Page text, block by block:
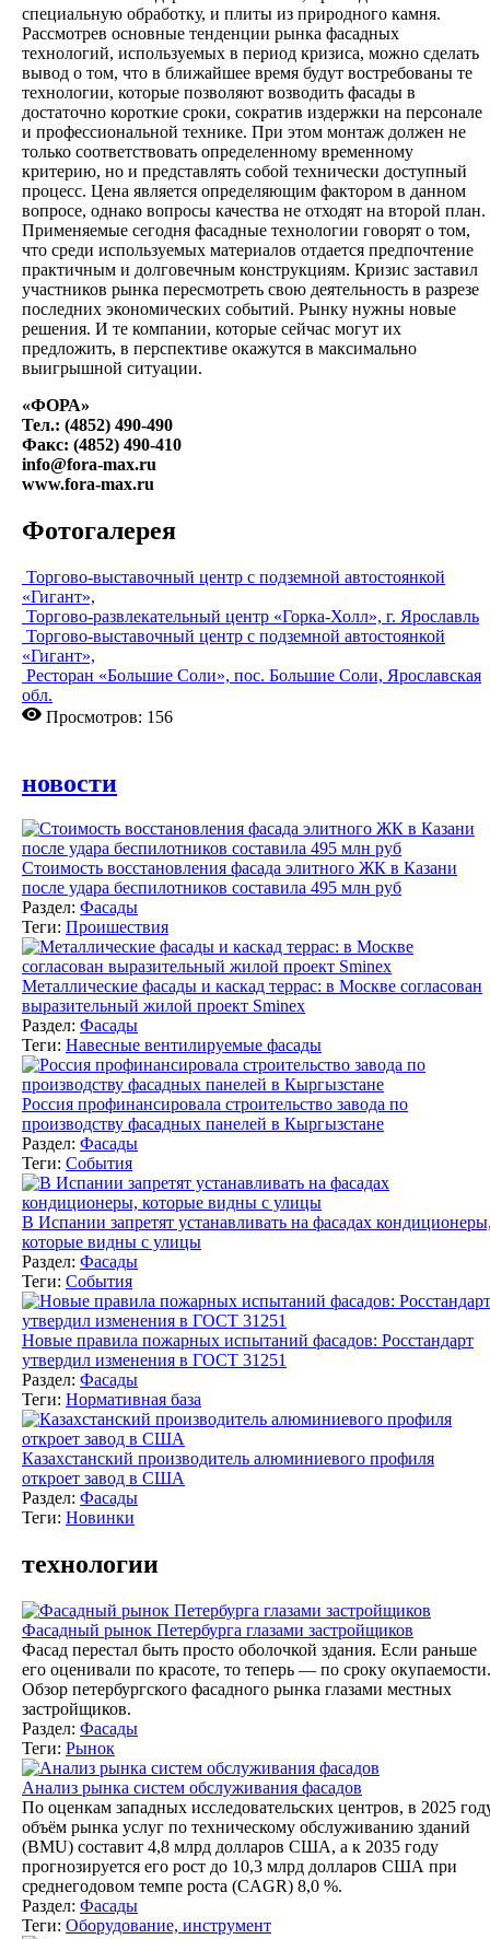
специальную обработку, и плиты из природного камня.
Рассмотрев основные тенденции рынка фасадных
технологий, используемых в период кризиса, можно сделать
вывод о том, что в ближайшее время будут востребованы те
технологии, которые позволяют возводить фасады в
достаточно короткие сроки, сократив издержки на персонале
и профессиональной технике. При этом монтаж должен не
только соответствовать определенному временному
критерию, но и представлять собой технически доступный
процесс. Цена является определяющим фактором в данном
вопросе, однако вопросы качества не отходят на второй план.
Применяемые сегодня фасадные технологии говорят о том,
что среди используемых материалов отдается предпочтение
практичным и долговечным конструкциям. Кризис заставил
участников рынка пересмотреть свою деятельность в разрезе
последних экономических событий. Рынку нужны новые
решения. И те компании, которые сейчас могут их
предложить, в перспективе окажутся в максимально
выигрышной ситуации.
«ФОРА»
Тел.: (4852) 490-490
Факс: (4852) 490-410
info@fora-max.ru
www.fora-max.ru
Фотогалерея
Торгово-выставочный центр с подземной автостоянкой
«Гигант»,
Торгово-развлекательный центр «Горка-Холл», г. Ярославль
Торгово-выставочный центр с подземной автостоянкой
«Гигант»,
Ресторан «Большие Соли», пос. Большие Соли, Ярославская
обл.
Просмотров: 156
новости
Стоимость восстановления фасада элитного ЖК в Казани
после удара беспилотников составила 495 млн руб
Раздел: Фасады
Теги: Проишествия
Металлические фасады и каскад террас: в Москве согласован
выразительный жилой проект Sminex
Раздел: Фасады
Теги: Навесные вентилируемые фасады
Россия профинансировала строительство завода по
производству фасадных панелей в Кыргызстане
Раздел: Фасады
Теги: События
В Испании запретят устанавливать на фасадах
которые видны с улицы
Раздел: Фасады
Теги: События
Новые правила пожарных испытаний фасадов: Росстандарт
утвердил изменения в ГОСТ 31251
Раздел: Фасады
Теги: Нормативная база
Казахстанский производитель алюминиевого профиля
откроет завод в США
Раздел: Фасады
Теги: Новинки
технологии
Фасадный рынок Петербурга глазами застройщиков
Фасад перестал быть просто оболочкой здания. Если раньше
его оценивали по красоте, то теперь — по сроку окупаемости.
Обзор петербургского фасадного рынка глазами местных
застройщиков.
Раздел: Фасады
Теги: Рынок
Анализ рынка систем обслуживания фасадов
По оценкам западных исследовательских центров, в 2025
объём рынка услуг по техническому обслуживанию зданий
(BMU) составит 4,8 млрд долларов США, а к 2035 году
прогнозируется его рост до 10,3 млрд долларов США при
среднегодовом темпе роста (CAGR) 8,0 %.
Раздел: Фасады
Теги: Оборудование, инструмент